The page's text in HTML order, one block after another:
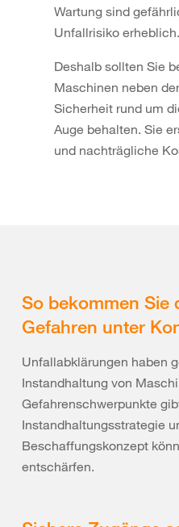
Wartung sind
Unfallrisiko erheblich.
Deshalb sollten Sie
Maschinen neben
Sicherheit rund um
Auge behalten. Sie
und nachträgliche
So bekommen Sie
Gefahren unter
Unfallabklärungen haben
Instandhaltung von
Gefahrenschwerpunkte
Instandhaltungsstrategie
Beschaffungskonzept
entschärfen.